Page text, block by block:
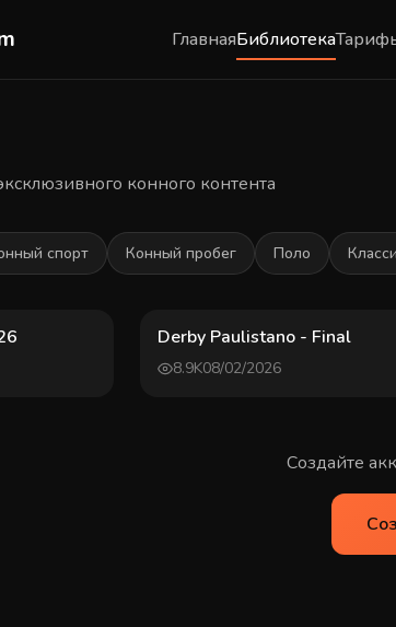
ГлавнаяБиблиотека
конного контента
спорт Конный пробег Поло
PREMIUM
Derby Paulistano - Final
8.9K08/02/2026
Создайте